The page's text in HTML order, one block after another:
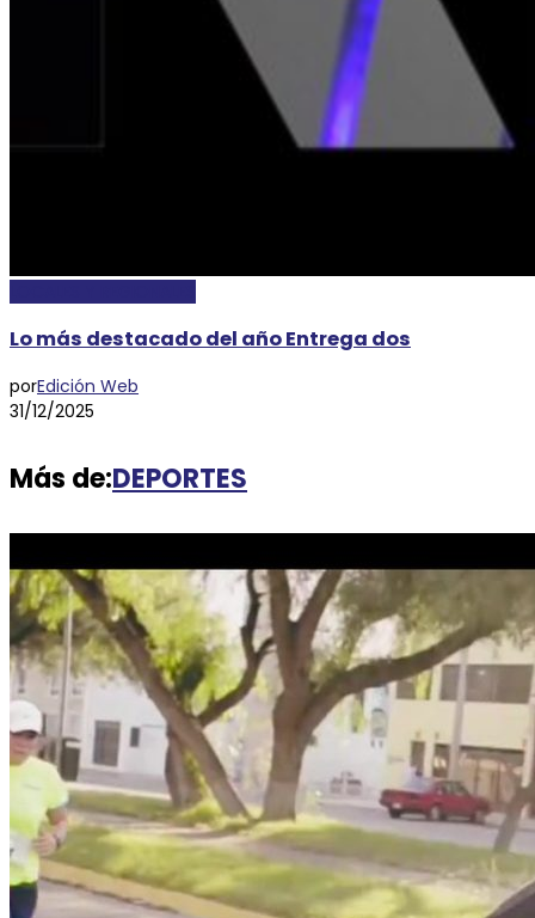
Lo más destacado del año Entrega dos
porEdición Web
31/12/2025
Más de:DEPORTES